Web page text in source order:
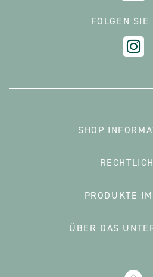
FOLGEN SIE
SHOP
PRODUKTE
ÜBER DAS